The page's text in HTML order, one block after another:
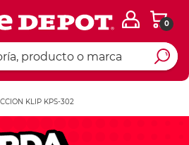
0
KLIP KPS-302
Ingresar Codigo